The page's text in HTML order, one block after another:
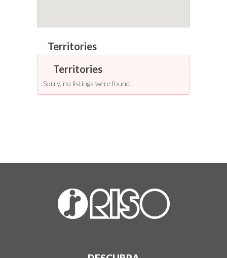
Sorry, no listings were found.